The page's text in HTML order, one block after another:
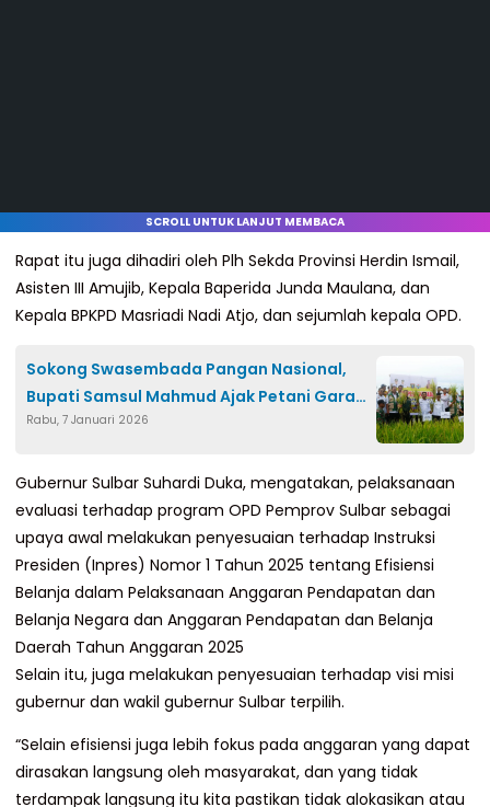
SCROLL UNTUK LANJUT MEMBACA
Rapat itu juga dihadiri oleh Plh Sekda Provinsi Herdin Ismail,
Asisten III Amujib, Kepala Baperida Junda Maulana, dan
Kepala BPKPD Masriadi Nadi Atjo, dan sejumlah kepala OPD.
Sokong Swasembada Pangan Nasional,
Bupati Samsul Mahmud Ajak Petani Garap
Potensi Lokal
Rabu, 7 Januari 2026
Gubernur Sulbar Suhardi Duka, mengatakan, pelaksanaan
evaluasi terhadap program OPD Pemprov Sulbar sebagai
upaya awal melakukan penyesuaian terhadap Instruksi
Presiden (Inpres) Nomor 1 Tahun 2025 tentang Efisiensi
Belanja dalam Pelaksanaan Anggaran Pendapatan dan
Belanja Negara dan Anggaran Pendapatan dan Belanja
Daerah Tahun Anggaran 2025
Selain itu, juga melakukan penyesuaian terhadap visi misi
gubernur dan wakil gubernur Sulbar terpilih.
“Selain efisiensi juga lebih fokus pada anggaran yang dapat
dirasakan langsung oleh masyarakat, dan yang tidak
terdampak langsung itu kita pastikan tidak alokasikan atau